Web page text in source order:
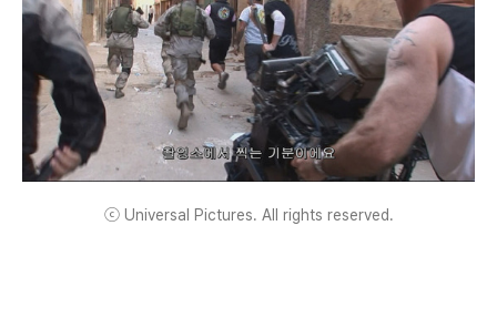
ⓒ Universal Pictures. All rights reserved.